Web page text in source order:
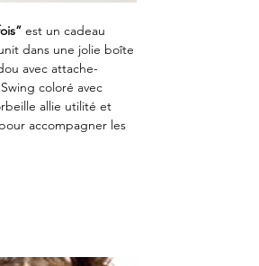
est un cadeau
dans une jolie boîte
avec attache-
coloré avec
allie utilité et
accompagner les